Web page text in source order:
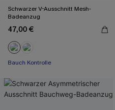
Schwarzer V-Ausschnitt Mesh-
Badeanzug
47,00 €
Bauch Kontrolle